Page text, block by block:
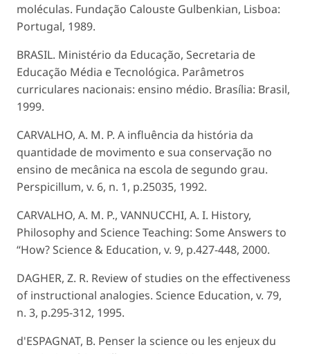
moléculas. Fundação Calouste Gulbenkian, Lisboa:
Portugal, 1989.
BRASIL. Ministério da Educação, Secretaria de
Educação Média e Tecnológica. Parâmetros
curriculares nacionais: ensino médio. Brasília: Brasil,
1999.
CARVALHO, A. M. P. A influência da história da
quantidade de movimento e sua conservação no
ensino de mecânica na escola de segundo grau.
Perspicillum, v. 6, n. 1, p.25035, 1992.
CARVALHO, A. M. P., VANNUCCHI, A. I. History,
Philosophy and Science Teaching: Some Answers to
“How? Science & Education, v. 9, p.427-448, 2000.
DAGHER, Z. R. Review of studies on the effectiveness
of instructional analogies. Science Education, v. 79,
n. 3, p.295-312, 1995.
d'ESPAGNAT, B. Penser la science ou les enjeux du